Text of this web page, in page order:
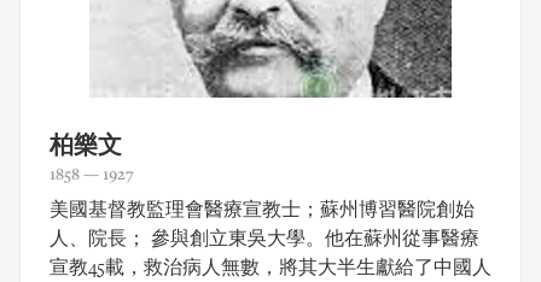
柏樂文
1858 — 1927
美國基督教監理會醫療宣教士；蘇州博習醫院創始
人、院長； 參與創立東吳大學。他在蘇州從事醫療
宣教45載，救治病人無數，將其大半生獻給了中國人